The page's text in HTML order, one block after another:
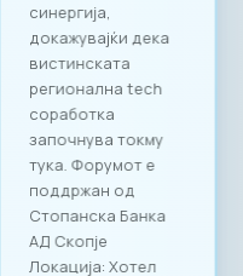
синергија,
докажувајќи дека
вистинската
регионална tech
соработка
започнува токму
тука. Форумот е
поддржан од
Стопанска Банка
АД Скопје
Локација: Хотел